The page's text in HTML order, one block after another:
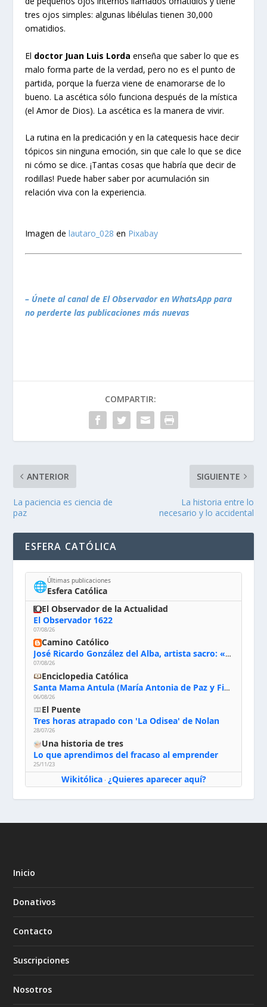
tres ojos simples: algunas libélulas tienen 30,000
omatidios.
El doctor Juan Luis Lorda enseña que saber lo que es
malo forma parte de la verdad, pero no es el punto de
partida, porque la fuerza viene de enamorarse de lo
bueno. La ascética sólo funciona después de la mística
(el Amor de Dios). La ascética es la manera de vivir.
La rutina en la predicación y en la catequesis hace decir
tópicos sin ninguna emoción, sin que cale lo que se dice
ni cómo se dice. ¡Tantas cosas que habría que decir de
rodillas! Puede haber saber por acumulación sin
relación viva con la experiencia.
Imagen delautaro_028 en Pixabay
– Únete al canal de El Observador en WhatsApp para
no perderte las publicaciones más nuevas
COMPARTIR:
ANTERIOR
La paciencia es ciencia de
paz
SIGUIENTE
La historia entre lo
necesario y lo accidental
ESFERA CATÓLICA
🌐Últimas publicaciones
Esfera Católica
El Observador de la Actualidad
El Observador 1622
07/08/26
Camino Católico
José Ricardo González del Alba, artista sacro: «Yo oro, hablo con Dios, le pido al Espíritu Santo su inspiración y siempre pinto rezando el rosario para que sea Él quien actúe a través de mis manos»
07/08/26
Enciclopedia Católica
Santa Mama Antula (María Antonia de Paz y Figueroa)
06/08/26
El Puente
Tres horas atrapado con 'La Odisea' de Nolan
28/07/26
Una historia de tres
Lo que aprendimos del fracaso al emprender
25/11/23
Wikitólica· ¿Quieres aparecer aquí?
Inicio
Donativos
Contacto
Suscripciones
Nosotros